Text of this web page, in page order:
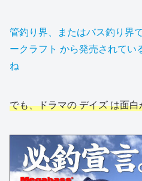
管釣り界、またはバス釣り界
ークラフト から発売されてい
ね
でも、ドラマの デイズ は面